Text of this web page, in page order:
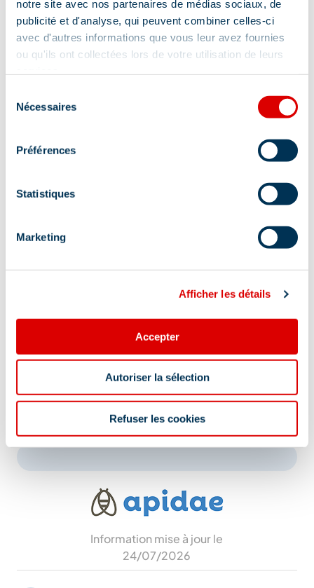
notre site avec nos partenaires de médias sociaux, de
publicité et d'analyse, qui peuvent combiner celles-ci
avec d'autres informations que vous leur avez fournies
ou qu'ils ont collectées lors de votre utilisation de leurs
Nécessaires
Préférences
Statistiques
Marketing
Afficher les détails
Accepter
Autoriser la sélection
Refuser les cookies
Localisation
Information mise à jour le
24/07/2026